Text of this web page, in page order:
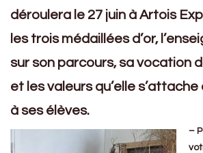
déroulera le 27 juin à Artois
les trois médaillées d’or,
sur son parcours, sa vocation
et les valeurs qu’elle
à ses élèves.
–